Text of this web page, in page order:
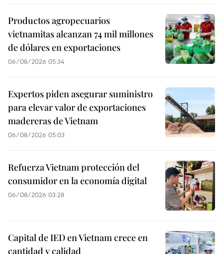
Productos agropecuarios
vietnamitas alcanzan 74 mil millones
de dólares en exportaciones
06/08/2026 05:34
Expertos piden asegurar suministro
para elevar valor de exportaciones
madereras de Vietnam
06/08/2026 05:03
Refuerza Vietnam protección del
consumidor en la economía digital
06/08/2026 03:28
Capital de IED en Vietnam crece en
cantidad y calidad